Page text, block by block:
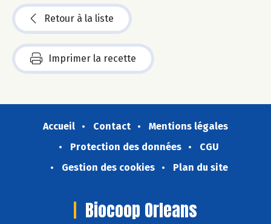
Retour à la liste
Imprimer la recette
Accueil Contact
Mentions légales
Protection des données
CGU
Gestion des cookies
Plan du site
Biocoop Orleans